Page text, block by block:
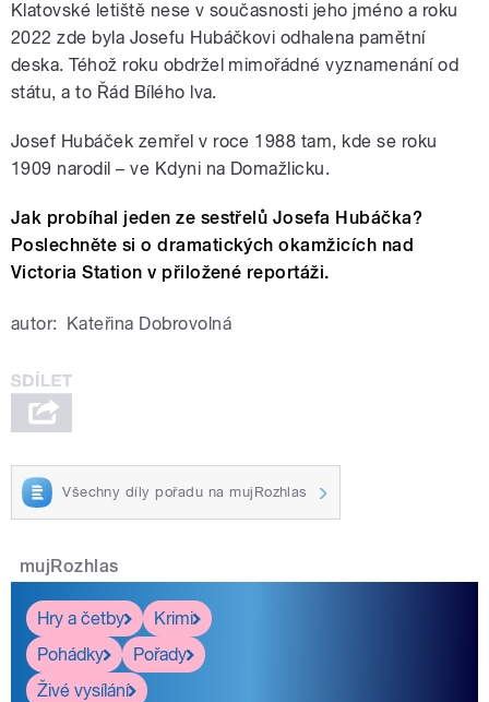
Klatovské letiště nese v současnosti jeho jméno a roku
2022 zde byla Josefu Hubáčkovi odhalena pamětní
deska. Téhož roku obdržel mimořádné vyznamenání od
státu, a to Řád Bílého lva.
Josef Hubáček zemřel v roce 1988 tam, kde se roku
1909 narodil – ve Kdyni na Domažlicku.
Jak probíhal jeden ze sestřelů Josefa Hubáčka?
Poslechněte si o dramatických okamžicích nad
Victoria Station v přiložené reportáži.
autor: Kateřina Dobrovolná
Všechny díly pořadu na mujRozhlas
mujRozhlas
Hry a četby
Krimi
Pohádky
Pořady
Živé vysílání